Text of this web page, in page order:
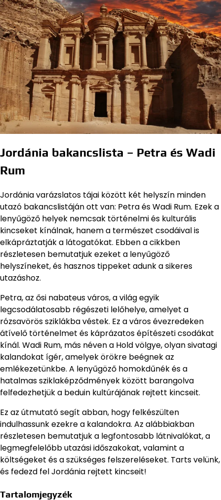
Jordánia bakancslista – Petra és Wadi
Rum
Jordánia varázslatos tájai között két helyszín minden
utazó bakancslistáján ott van: Petra és Wadi Rum. Ezek a
lenyűgöző helyek nemcsak történelmi és kulturális
kincseket kínálnak, hanem a természet csodáival is
elkápráztatják a látogatókat. Ebben a cikkben
részletesen bemutatjuk ezeket a lenyűgöző
helyszíneket, és hasznos tippeket adunk a sikeres
utazáshoz.
Petra, az ősi nabateus város, a világ egyik
legcsodálatosabb régészeti lelőhelye, amelyet a
rózsavörös sziklákba véstek. Ez a város évezredeken
átívelő történelmet és káprázatos építészeti csodákat
kínál. Wadi Rum, más néven a Hold völgye, olyan sivatagi
kalandokat ígér, amelyek örökre beégnek az
emlékezetünkbe. A lenyűgöző homokdűnék és a
hatalmas sziklaképződmények között barangolva
felfedezhetjük a beduin kultúrájának rejtett kincseit.
Ez az útmutató segít abban, hogy felkészülten
indulhassunk ezekre a kalandokra. Az alábbiakban
részletesen bemutatjuk a legfontosabb látnivalókat, a
legmegfelelőbb utazási időszakokat, valamint a
költségeket és a szükséges felszereléseket. Tarts velünk,
és fedezd fel Jordánia rejtett kincseit!
Tartalomjegyzék